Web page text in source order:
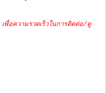
อความรวดเร็วในการติดต่อ/ดู